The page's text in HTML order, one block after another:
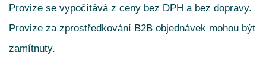
Provize se vypočítává z ceny bez DPH a bez dopravy.
Provize za zprostředkování B2B objednávek mohou být
zamítnuty.